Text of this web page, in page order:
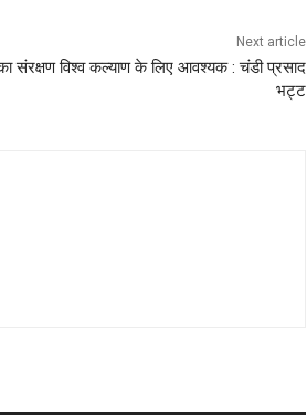
Next article
संरक्षण विश्व कल्याण के लिए आवश्यक : चंडी प्रसाद
भट्ट